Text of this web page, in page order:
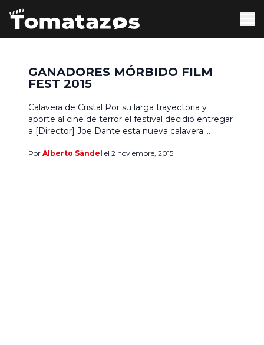
GANADORES MÓRBIDO FILM
FEST 2015
Calavera de Cristal Por su larga trayectoria y
aporte al cine de terror el festival decidió entregar
a [Director] Joe Dante esta nueva calavera.
@joedante "He tenido un gran momento aquí, no
Por Alberto Sándel el 2 noviembre, 2015